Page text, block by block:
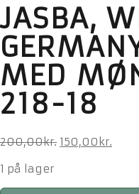
JASBA,
MED
218-18
200,00kr. Den
var:
150,00 kr.
er:
1 på lager